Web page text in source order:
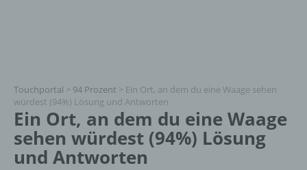
Touchportal > 94 Prozent > Ein Ort, an dem du eine Waage sehen
würdest (94%) Lösung und Antworten
Ein Ort, an dem du eine Waage
sehen würdest (94%) Lösung
und Antworten